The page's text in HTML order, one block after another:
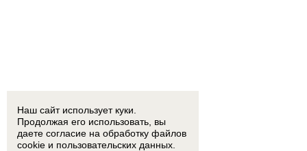
Наш сайт использует куки.
Продолжая его использовать, вы
даете согласие на обработку файлов
cookie и пользовательских данных.